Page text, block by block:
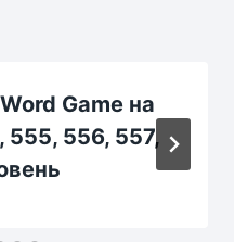
Game на
555, 556, 557,